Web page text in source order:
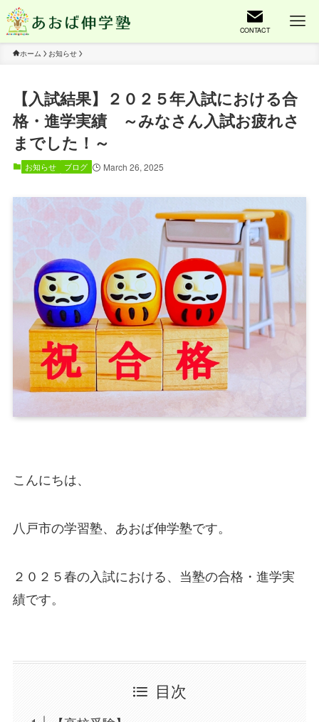
CONTACT
ホーム お知らせ
【入試結果】２０２５年入試における合
格・進学実績 ～みなさん入試お疲れさ
までした！～
お知らせ ブログ March 26, 2025
こんにちは、
八戸市の学習塾、あおば伸学塾です。
２０２５春の入試における、当塾の合格・進学実
績です。
目次